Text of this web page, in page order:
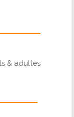
& adultes